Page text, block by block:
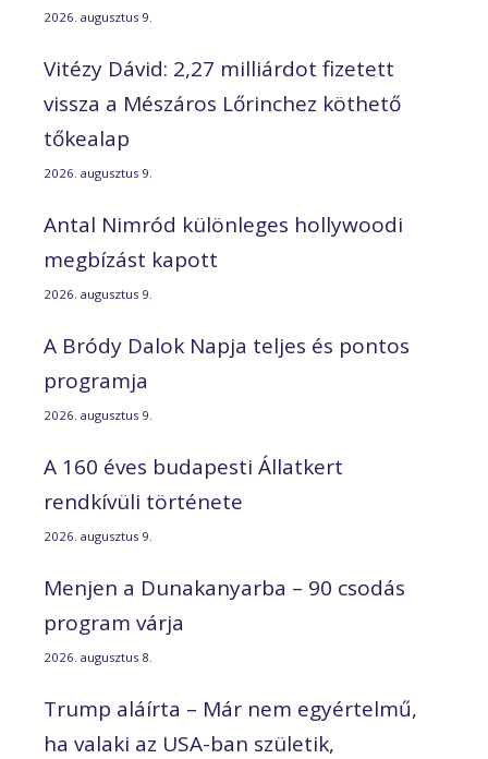
2026. augusztus 9.
Vitézy Dávid: 2,27 milliárdot fizetett
vissza a Mészáros Lőrinchez köthető
tőkealap
2026. augusztus 9.
Antal Nimród különleges hollywoodi
megbízást kapott
2026. augusztus 9.
A Bródy Dalok Napja teljes és pontos
programja
2026. augusztus 9.
A 160 éves budapesti Állatkert
rendkívüli története
2026. augusztus 9.
Menjen a Dunakanyarba – 90 csodás
program várja
2026. augusztus 8.
Trump aláírta – Már nem egyértelmű,
ha valaki az USA-ban születik,